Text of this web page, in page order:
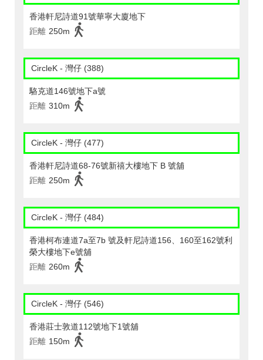
香港軒尼詩道91號華寧大廈地下
距離 250m
CircleK - 灣仔 (388)
駱克道146號地下a號
距離 310m
CircleK - 灣仔 (477)
香港軒尼詩道68-76號新禧大樓地下 B 號舖
距離 250m
CircleK - 灣仔 (484)
香港柯布連道7a至7b 號及軒尼詩道156、160至162號利
榮大樓地下e號舖
距離 260m
CircleK - 灣仔 (546)
香港莊士敦道112號地下1號舖
距離 150m